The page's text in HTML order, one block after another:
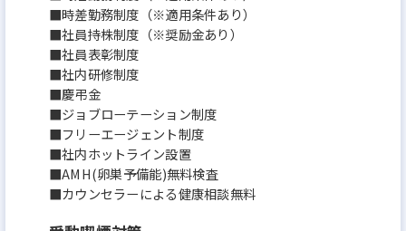
■時差勤務制度（※適用条件あり）
■社員持株制度（※奨励金あり）
■社員表彰制度
■社内研修制度
■慶弔金
■ジョブローテーション制度
■フリーエージェント制度
■社内ホットライン設置
■AMH(卵巣予備能)無料検査
■カウンセラーによる健康相談無料